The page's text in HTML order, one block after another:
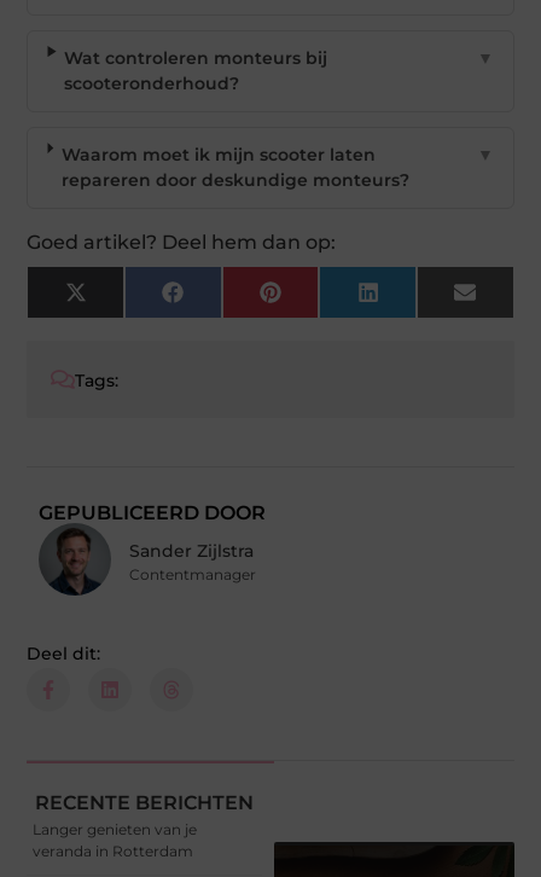
Wat controleren monteurs bij
scooteronderhoud?
▼
Waarom moet ik mijn scooter laten
repareren door deskundige monteurs?
▼
Goed artikel? Deel hem dan op:
X
(Twitter)
Facebook Pinterest LinkedIn Email
Tags:
GEPUBLICEERD DOOR
Sander Zijlstra
Contentmanager
Deel dit:
RECENTE BERICHTEN
Langer genieten van je
veranda in Rotterdam